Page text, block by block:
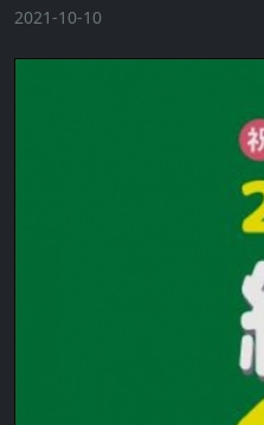
2021-10-10